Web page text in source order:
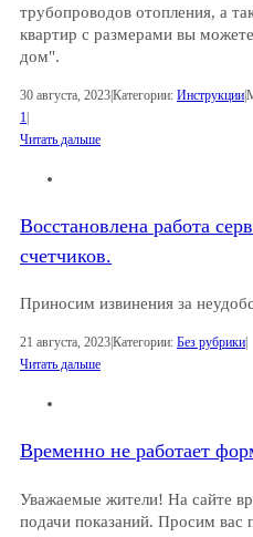
трубопроводов отопления, а
квартир с размерами вы
дом".
30 августа, 2023|Категории: Инструкции|
1 |
Читать дальше
Восстановлена работа
счетчиков.
Приносим извинения за
21 августа, 2023Категории: Без рубрики
Читать дальше
Временно не работает
Уважаемые жители! На сайте
подачи показаний. Просим вас